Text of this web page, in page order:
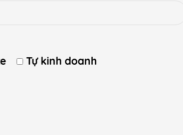
erat. Praesent varius ultrices massa at faucibus.
mi ligula sit amet augue.
Tự kinh doanh